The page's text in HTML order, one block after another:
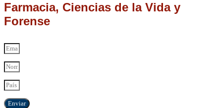
Farmacia, Ciencias de la Vida y
Forense
Enviar